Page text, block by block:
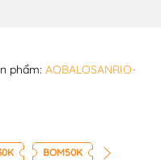
phẩm: AOBALOSANRIO-
BOM50K